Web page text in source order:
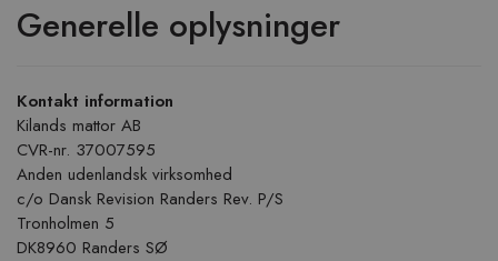
Generelle oplysninger
Kontakt information
Kilands mattor AB
CVR-nr. 37007595
Anden udenlandsk virksomhed
c/o Dansk Revision Randers Rev. P/S
Tronholmen 5
DK8960 Randers SØ